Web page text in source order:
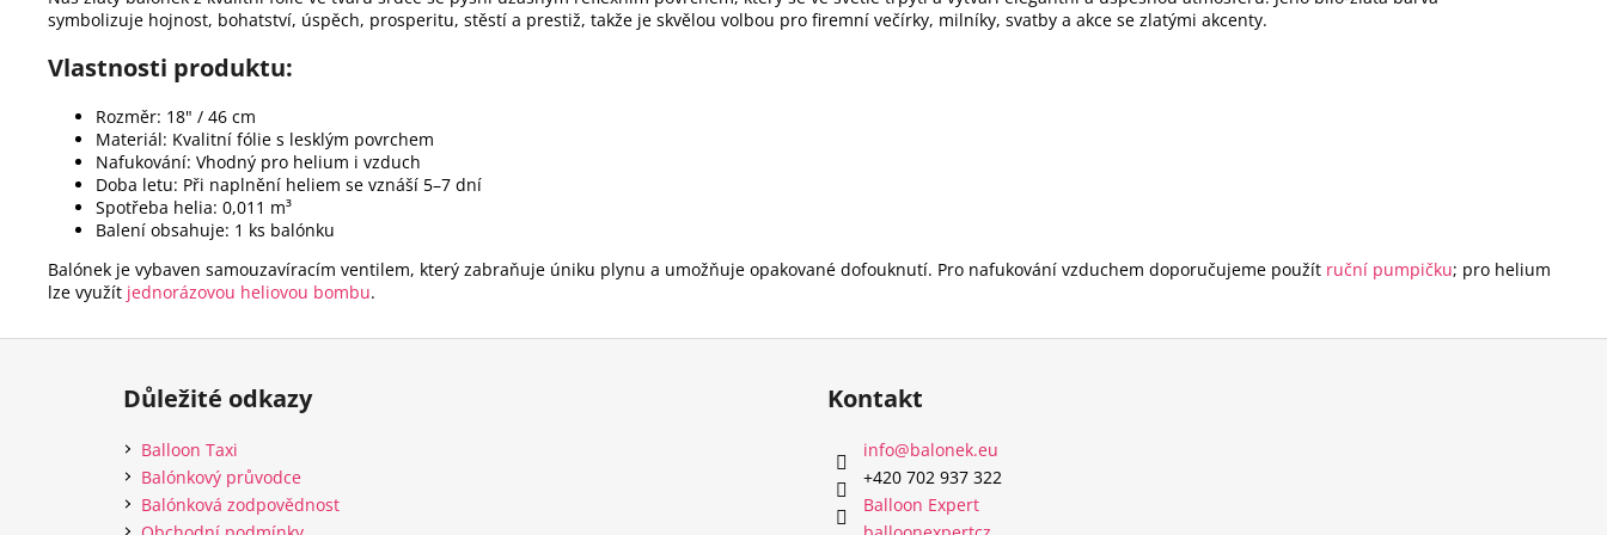
symbolizuje hojnost, bohatství, úspěch, prosperitu, stěstí a prestiž, takže je skvělou volbou pro firemní večírky, milníky, svatby a akce se zlatými akcenty.
Vlastnosti produktu:
Rozměr: 18" / 46 cm​
Materiál: Kvalitní fólie s lesklým povrchem​
Nafukování: Vhodný pro helium i vzduch
​Doba letu: Při naplnění heliem se vznáší 5–7 dní​
Spotřeba helia: 0,011 m³
Balení obsahuje: 1 ks balónku​
Balónek je vybaven samouzavíracím ventilem, který zabraňuje úniku plynu a umožňuje opakované dofouknutí. Pro nafukování vzduchem doporučujeme použít ruční pumpičku; pro helium
lze využít jednorázovou heliovou bombu.​
Z
Důležité odkazy
Balloon Taxi
Balónkový průvodce
Balónková zodpovědnost
Kontakt
info@balonek.eu
‭+420 702 937 322‬
Balloon Expert